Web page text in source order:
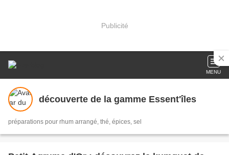
Publicité
MENU
découverte de la gamme Essent'îles
préparations pour rhum arrangé, thé, épices, sel